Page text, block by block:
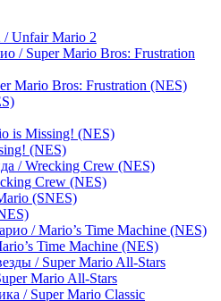
Unfair Mario 2
Mario Bros: Frustration (NES)
(NES)
Crew (NES)
Time Machine (NES)
Mario All-Stars